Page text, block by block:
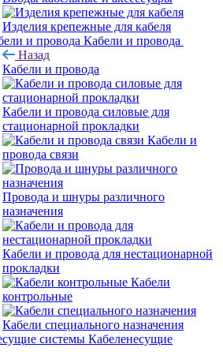
Изделия крепежные для кабеля
Кабели и провода
Назад
Кабели и провода
Кабели и провода силовые для
стационарной прокладки
Кабели и
провода связи
Провода и шнуры различного
назначения
Кабели и провода для нестационарной
прокладки
Кабели
контрольные
Кабели специального назначения
Кабеленесущие